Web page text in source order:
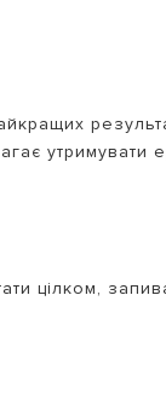
утримувати
цілком,